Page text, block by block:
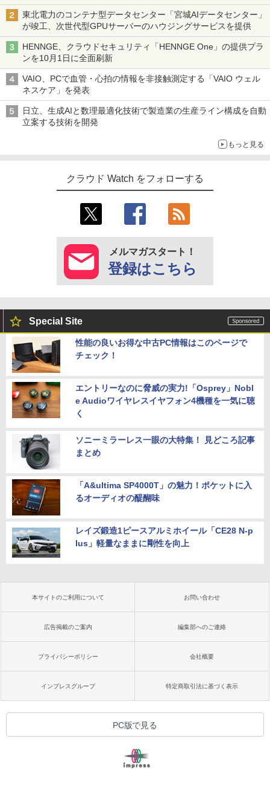
東北電力のコンテナ型データセンター「宮城AIデータセンター」
が竣工、次世代型GPUサーバーのハウジングサービスを提供
HENNGE、クラウドセキュリティ「HENNGE One」の提供プラ
ンを10月1日に全面刷新
VAIO、PCで血管・心拍の情報を非接触測定する「VAIO ウェル
ネスケア」を発表
日立、生成AIと数理最適化技術で製造業の生産ライン構成を自動
立案する技術を開発
もっと見る
クラウド Watch をフォローする
メルマガスタート！
登録はこちら
Special Site
性能の良いお得な中古PC情報はこのページで
チェック！
エントリーなのに脅威の実力!「Osprey」Nobl
e Audioワイヤレスイヤフォン4機種を一気に聴
く
ソニーミラーレス一眼の大特集！ 見どころ記事
まとめ
「A&ultima SP4000T」の魅力！ポケットに入
るオーディオの醍醐味
レイズ鍛造1ピースアルミホイール「CE28 N-p
lus」軽量なままに剛性を向上
本サイトのご利用について お問い合わせ
広告掲載のご案内 編集部へのご連絡
プライバシーポリシー 会社概要
インプレスグループ 特定商取引法に基づく表示
PC版で見る